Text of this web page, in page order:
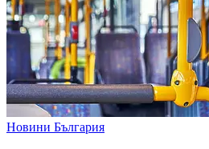
Новини България